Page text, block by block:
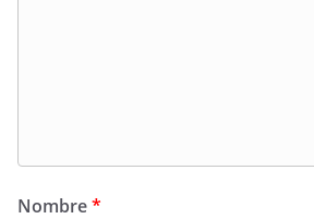
Nombre*